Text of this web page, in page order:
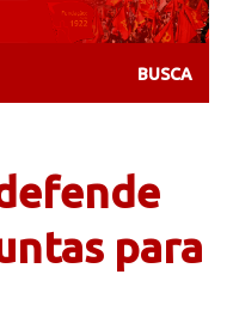
para